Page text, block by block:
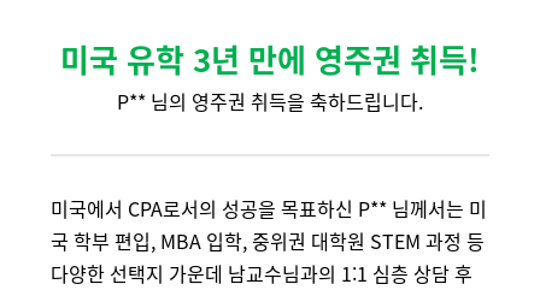
미국 유학 3년 만에 영주권 취득!
P** 님의 영주권 취득을 축하드립니다.
미국에서 CPA로서의 성공을 목표하신 P** 님께서는 미
국 학부 편입, MBA 입학, 중위권 대학원 STEM 과정 등
다양한 선택지 가운데 남교수님과의 1:1 심층 상담 후